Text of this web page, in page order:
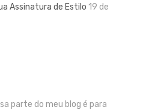
Assinatura de Estilo 19 de
parte do meu blog é para